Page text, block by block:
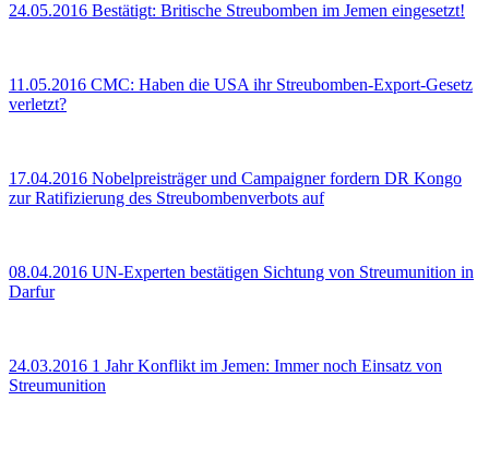
24.05.2016 Bestätigt: Britische Streubomben im Jemen eingesetzt!
11.05.2016 CMC: Haben die USA ihr Streubomben-Export-Gesetz
verletzt?
17.04.2016 Nobelpreisträger und Campaigner fordern DR Kongo
zur Ratifizierung des Streubombenverbots auf
08.04.2016 UN-Experten bestätigen Sichtung von Streumunition in
Darfur
24.03.2016 1 Jahr Konflikt im Jemen: Immer noch Einsatz von
Streumunition